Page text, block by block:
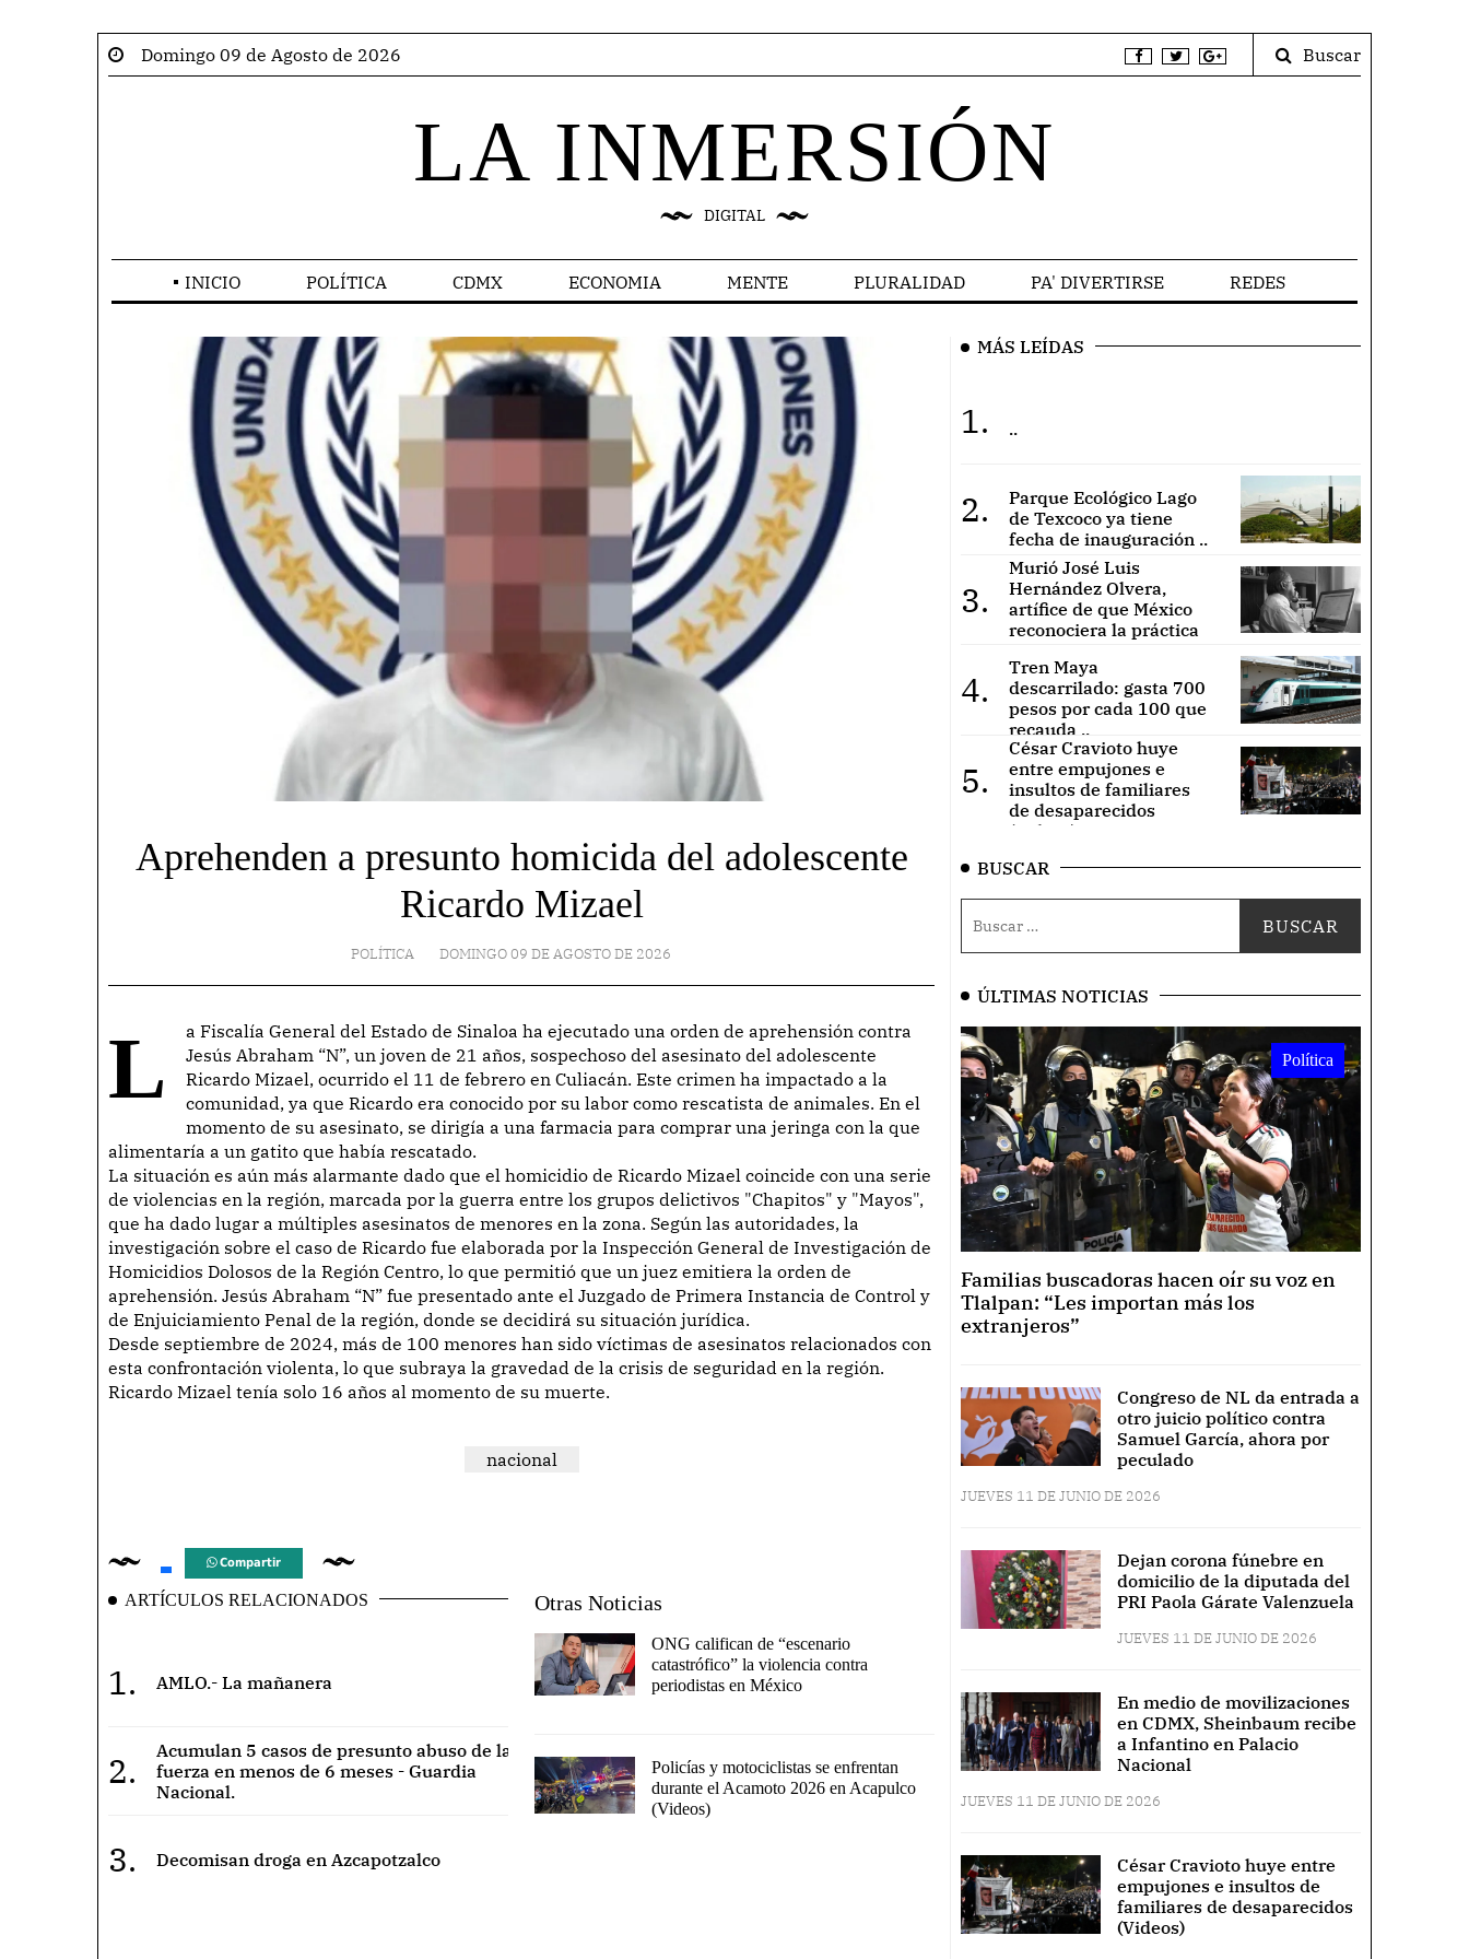
Domingo 09 de Agosto de 2026 Buscar
LA INMERSIÓN
DIGITAL
INICIO POLÍTICA CDMX ECONOMIA MENTE PLURALIDAD PA' DIVERTIRSE REDES
Aprehenden a presunto homicida del adolescente
Ricardo Mizael
POLÍTICA DOMINGO 09 DE AGOSTO DE 2026
La Fiscalía General del Estado de Sinaloa ha ejecutado una orden de aprehensión contra
Jesús Abraham “N”, un joven de 21 años, sospechoso del asesinato del adolescente
Ricardo Mizael, ocurrido el 11 de febrero en Culiacán. Este crimen ha impactado a la
comunidad, ya que Ricardo era conocido por su labor como rescatista de animales. En el
momento de su asesinato, se dirigía a una farmacia para comprar una jeringa con la que
alimentaría a un gatito que había rescatado.
La situación es aún más alarmante dado que el homicidio de Ricardo Mizael coincide con una serie
de violencias en la región, marcada por la guerra entre los grupos delictivos "Chapitos" y "Mayos",
que ha dado lugar a múltiples asesinatos de menores en la zona. Según las autoridades, la
investigación sobre el caso de Ricardo fue elaborada por la Inspección General de Investigación de
Homicidios Dolosos de la Región Centro, lo que permitió que un juez emitiera la orden de
aprehensión. Jesús Abraham “N” fue presentado ante el Juzgado de Primera Instancia de Control y
de Enjuiciamiento Penal de la región, donde se decidirá su situación jurídica.
Desde septiembre de 2024, más de 100 menores han sido víctimas de asesinatos relacionados con
esta confrontación violenta, lo que subraya la gravedad de la crisis de seguridad en la región.
Ricardo Mizael tenía solo 16 años al momento de su muerte.
nacional
Compartir
ARTÍCULOS RELACIONADOS
1. AMLO.- La mañanera
2.
Acumulan 5 casos de presunto abuso de la
fuerza en menos de 6 meses - Guardia
Nacional.
3. Decomisan droga en Azcapotzalco
Otras Noticias
ONG califican de “escenario
catastrófico” la violencia contra
periodistas en México
Policías y motociclistas se enfrentan
durante el Acamoto 2026 en Acapulco
(Videos)
MÁS LEÍDAS
1. ..
2.
Parque Ecológico Lago
de Texcoco ya tiene
fecha de inauguración ..
3.
Murió José Luis
Hernández Olvera,
artífice de que México
reconociera la práctica
4.
Tren Maya
descarrilado: gasta 700
pesos por cada 100 que
recauda ..
5.
César Cravioto huye
entre empujones e
insultos de familiares
de desaparecidos
(Videos) ..
BUSCAR
ÚLTIMAS NOTICIAS
Política
Familias buscadoras hacen oír su voz en
Tlalpan: “Les importan más los
extranjeros”
Congreso de NL da entrada a
otro juicio político contra
Samuel García, ahora por
peculado
JUEVES 11 DE JUNIO DE 2026
Dejan corona fúnebre en
domicilio de la diputada del
PRI Paola Gárate Valenzuela
JUEVES 11 DE JUNIO DE 2026
En medio de movilizaciones
en CDMX, Sheinbaum recibe
a Infantino en Palacio
Nacional
JUEVES 11 DE JUNIO DE 2026
César Cravioto huye entre
empujones e insultos de
familiares de desaparecidos
(Videos)